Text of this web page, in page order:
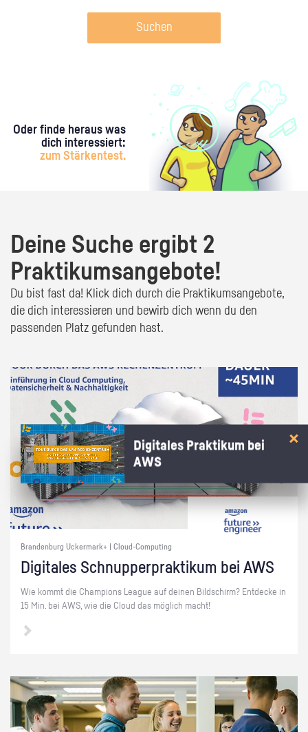
Suchen
Oder finde heraus was
dich interessiert:
zum Stärkentest.
Deine Suche ergibt 2
Praktikumsangebote!
Du bist fast da! Klick dich durch die Praktikumsangebote,
die dich interessieren und bewirb dich wenn du den
passenden Platz gefunden hast.
Brandenburg Uckermark+ | Cloud-Computing
Di­gi­ta­les Schnup­per­prak­ti­kum bei AWS
Wie kommt die Cham­pi­ons Le­ague auf dei­nen Bild­schirm? Ent­de­cke in
15 Min. bei AWS, wie die Cloud das mög­lich macht!
Digitales Praktikum bei
AWS